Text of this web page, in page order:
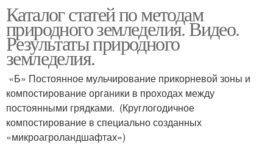
Каталог статей по методам
природного земледелия. Видео.
Результаты природного
земледелия.
«Б» Постоянное мульчирование прикорневой зоны и
компостирование органики в проходах между
постоянными грядками. (Круглогодичное
компостирование в специально созданных
«микроагроландшафтах»)